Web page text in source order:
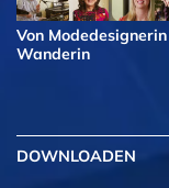
Von
Wanderin
DOWNLOADEN